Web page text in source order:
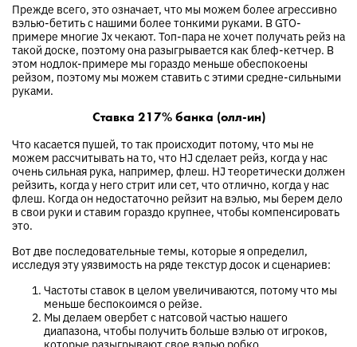
Прежде всего, это означает, что мы можем более агрессивно
вэлью-бетить с нашими более тонкими руками. В GTO-
примере многие Jx чекают. Топ-пара не хочет получать рейз на
такой доске, поэтому она разыгрывается как блеф-кетчер. В
этом нодлок-примере мы гораздо меньше обеспокоены
рейзом, поэтому мы можем ставить с этими средне-сильными
руками.
Ставка 217% банка (олл-ин)
Что касается пушей, то так происходит потому, что мы не
можем рассчитывать на то, что HJ сделает рейз, когда у нас
очень сильная рука, например, флеш. HJ теоретически должен
рейзить, когда у него стрит или сет, что отлично, когда у нас
флеш. Когда он недостаточно рейзит на вэлью, мы берем дело
в свои руки и ставим гораздо крупнее, чтобы компенсировать
это.
Вот две последовательные темы, которые я определил,
исследуя эту уязвимость на ряде текстур досок и сценариев:
Частоты ставок в целом увеличиваются, потому что мы
меньше беспокоимся о рейзе.
Мы делаем овербет с натсовой частью нашего
диапазона, чтобы получить больше вэлью от игроков,